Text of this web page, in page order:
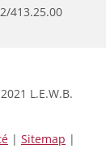
413.25.00
L.E.W.B.
| Sitemap |